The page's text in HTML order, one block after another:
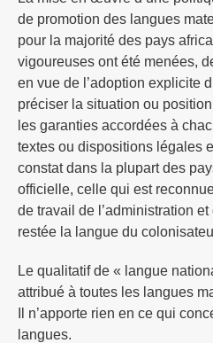
de promotion des langues
pour la majorité des pays
vigoureuses ont été menées,
en vue de l’adoption explicite
préciser la situation ou
les garanties accordées à
textes ou dispositions légales
constat dans la plupart des
officielle, celle qui est
de travail de l’administration
restée la langue du
Le qualitatif de « langue
attribué à toutes les langues
Il n’apporte rien en ce qui
langues.